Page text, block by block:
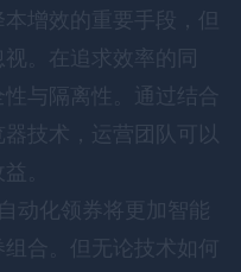
本增效的重要手段，但
。在追求效率的同
性与隔离性。通过结合
技术，运营团队可以
。
动化领券将更加智能
合。但无论技术如何